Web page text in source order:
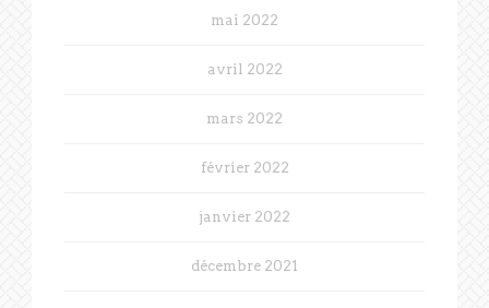
mai 2022
avril 2022
mars 2022
février 2022
janvier 2022
décembre 2021